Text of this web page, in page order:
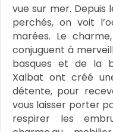
vue sur mer. Depuis
perchés, on voit
marées. Le
conjuguent à
basques et de la
Xalbat ont créé
détente, pour
vous laisser porter
respirer les